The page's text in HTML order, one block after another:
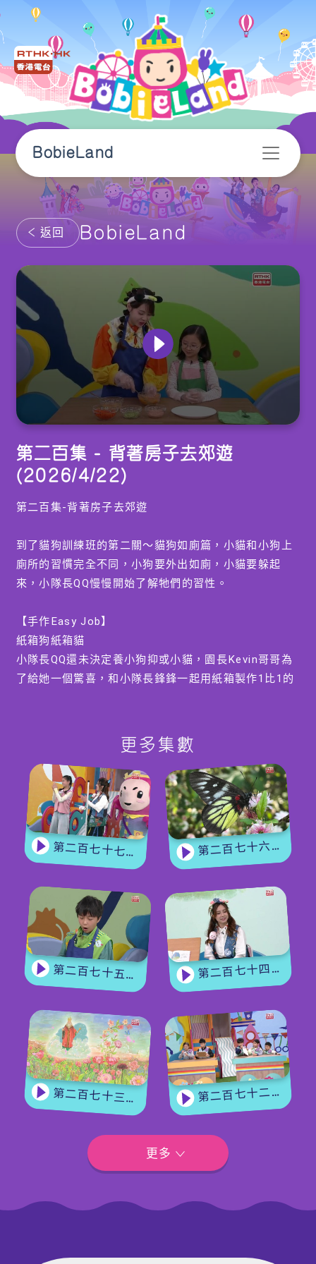
BobieLand
返回 BobieLand
of
15
minutes,
7
第二百集 - 背著房子去郊遊
(2026/4/22)
第二百集-背著房子去郊遊
到了貓狗訓練班的第二關～貓狗如廁篇，小貓和小狗上
廁所的習慣完全不同，小狗要外出如廁，小貓要躲起
來，小隊長QQ慢慢開始了解牠們的習性。
【手作Easy Job】
紙箱狗紙箱貓
小隊長QQ還未決定養小狗抑或小貓，園長Kevin哥哥為
了給她一個驚喜，和小隊長鋒鋒一起用紙箱製作1比1的
蔬菜雞球波波
寵物吃的乾糧一向很乾身，如果想讓小狗吃新鮮食材，
可以自己親手做的。園長碌碌姐姐和小園友恩欣，會教
大家製作蔬菜雞球波波，營養滿滿且無加添，小狗和主
人一起實行健康飲食。
編導:黃雅茵
更多集數
第二百七十七集 - 【玩轉星期五】 蝴蝶變變變 第二百七十六集 - 【嘉賓來了】 蝴蝶專家
第二百七十五集 - 【手作Easy Job】 盆栽磨菇 【Yummy Time】仲夏蝴蝶粉 第二百七十四集 - 《花神的獎勵》下集
第二百七十三集 - 《花神的獎勵》上集 第二百七十二集 - 【玩轉星期五】眼力大挑戰
更多